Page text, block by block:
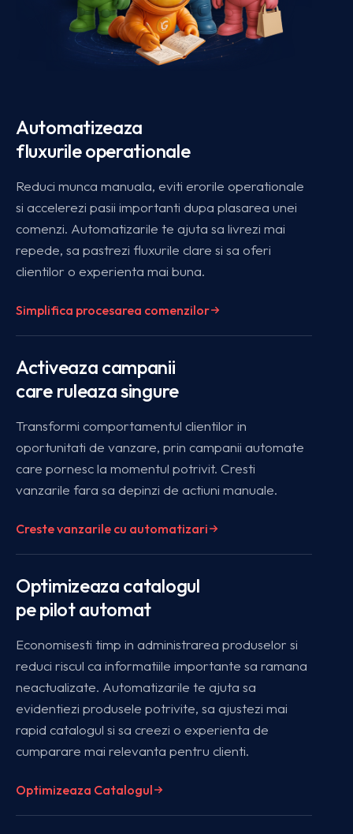
Automatizeaza
fluxurile operationale
Reduci munca manuala, eviti erorile operationale
si accelerezi pasii importanti dupa plasarea unei
comenzi. Automatizarile te ajuta sa livrezi mai
repede, sa pastrezi fluxurile clare si sa oferi
clientilor o experienta mai buna.
Simplifica procesarea comenzilor
Activeaza campanii
care ruleaza singure
Transformi comportamentul clientilor in
oportunitati de vanzare, prin campanii automate
care pornesc la momentul potrivit. Cresti
vanzarile fara sa depinzi de actiuni manuale.
Creste vanzarile cu automatizari
Optimizeaza catalogul
pe pilot automat
Economisesti timp in administrarea produselor si
reduci riscul ca informatiile importante sa ramana
neactualizate. Automatizarile te ajuta sa
evidentiezi produsele potrivite, sa ajustezi mai
rapid catalogul si sa creezi o experienta de
cumparare mai relevanta pentru clienti.
Optimizeaza Catalogul